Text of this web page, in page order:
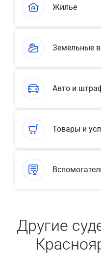
Жилье
Земельные
Авто и
Товары и
Другие